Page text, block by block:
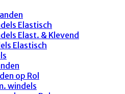
Elastisch
Elast. & Klevend
Elastisch
op Rol
windels